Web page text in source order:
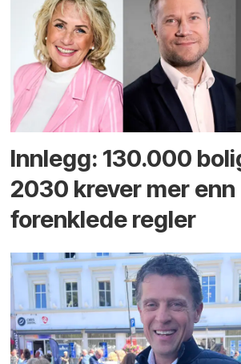
Innlegg: 130.000
2030 krever mer enn
forenklede regler